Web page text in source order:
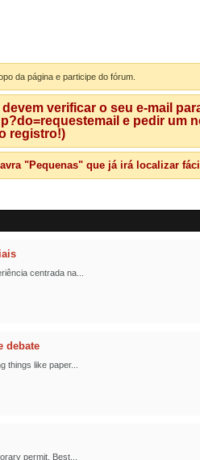
da página e participe do fórum.
verificar o seu e-mail
e pedir um
registro!)
"Pequenas" que já irá localizar
centrada na...
debate
like paper...
permit. Best...